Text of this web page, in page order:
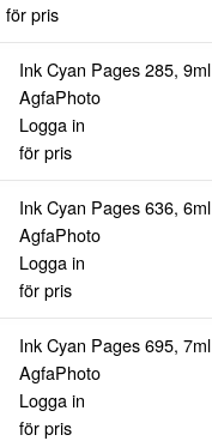
för pris
Ink Cyan Pages 285, 9ml
AgfaPhoto
Logga in
för pris
Ink Cyan Pages 636, 6ml
AgfaPhoto
Logga in
för pris
Ink Cyan Pages 695, 7ml
AgfaPhoto
Logga in
för pris